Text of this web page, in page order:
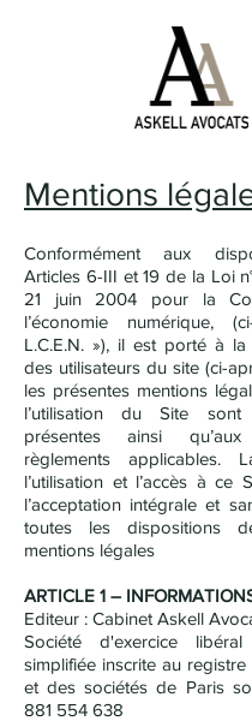
Mentions
Conformément aux
Articles 6-III et 19 de la Loi
21 juin 2004 pour la
l’économie numérique,
L.C.E.N. »), il est porté à la
des utilisateurs du site (ci-
les présentes mentions
l’utilisation du Site
présentes ainsi
règlements applicables.
l’utilisation et l’accès à ce
l’acceptation intégrale et
toutes les dispositions
mentions légales
ARTICLE 1 –
Editeur : Cabinet Askell
Société d'exercice
simplifiée inscrite au
et des sociétés de Paris
881 554 638